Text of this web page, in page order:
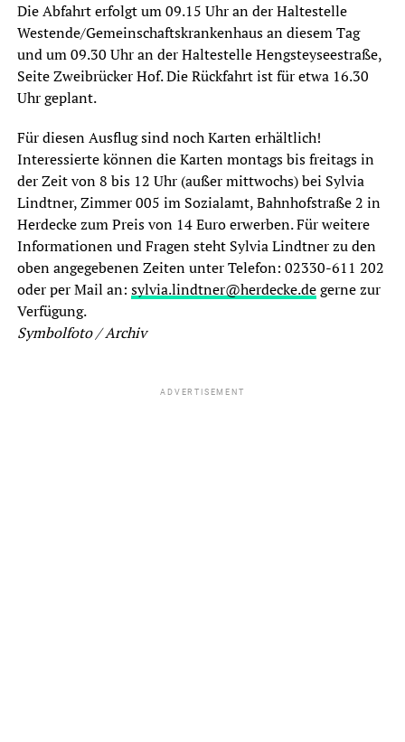
Die Abfahrt erfolgt um 09.15 Uhr an der Haltestelle
Westende/Gemeinschaftskrankenhaus an diesem Tag
und um 09.30 Uhr an der Haltestelle Hengsteyseestraße,
Seite Zweibrücker Hof. Die Rückfahrt ist für etwa 16.30
Uhr geplant.
Für diesen Ausflug sind noch Karten erhältlich!
Interessierte können die Karten montags bis freitags in
der Zeit von 8 bis 12 Uhr (außer mittwochs) bei Sylvia
Lindtner, Zimmer 005 im Sozialamt, Bahnhofstraße 2 in
Herdecke zum Preis von 14 Euro erwerben. Für weitere
Informationen und Fragen steht Sylvia Lindtner zu den
oben angegebenen Zeiten unter Telefon: 02330-611 202
oder per Mail an: sylvia.lindtner@herdecke.degerne zur
Verfügung.
Symbolfoto / Archiv
ADVERTISEMENT